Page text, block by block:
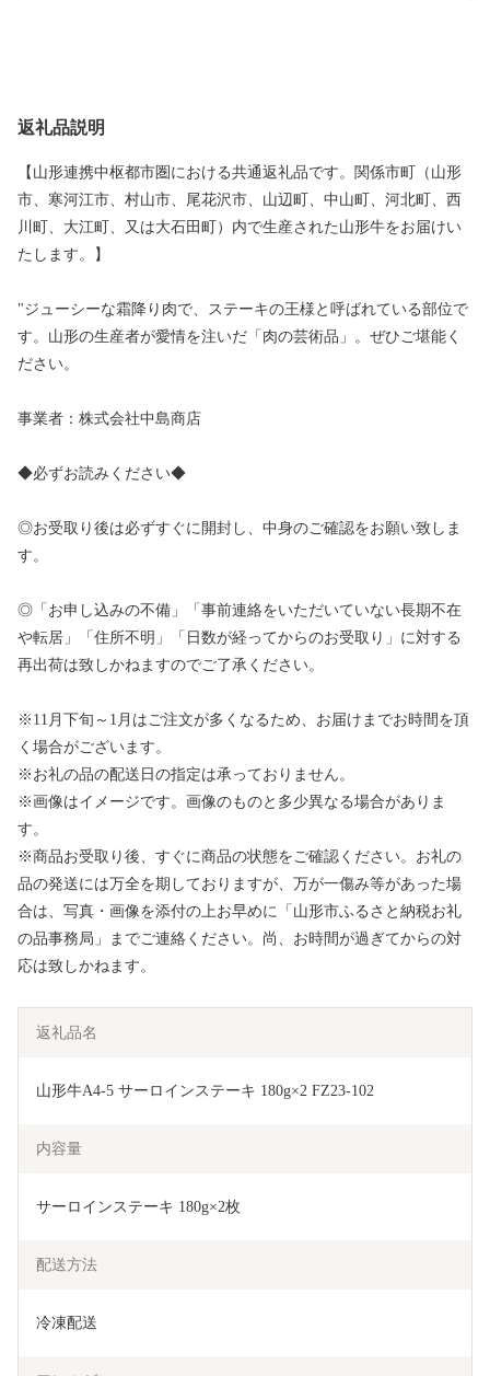
返礼品説明
【山形連携中枢都市圏における共通返礼品です。関係市町（山形
市、寒河江市、村山市、尾花沢市、山辺町、中山町、河北町、西
川町、大江町、又は大石田町）内で生産された山形牛をお届けい
たします。】
"ジューシーな霜降り肉で、ステーキの王様と呼ばれている部位で
す。山形の生産者が愛情を注いだ「肉の芸術品」。ぜひご堪能く
ださい。
事業者：株式会社中島商店
◆必ずお読みください◆
◎お受取り後は必ずすぐに開封し、中身のご確認をお願い致しま
す。
◎「お申し込みの不備」「事前連絡をいただいていない長期不在
や転居」「住所不明」「日数が経ってからのお受取り」に対する
再出荷は致しかねますのでご了承ください。
※11月下旬～1月はご注文が多くなるため、お届けまでお時間を頂
く場合がございます。
※お礼の品の配送日の指定は承っておりません。
※画像はイメージです。画像のものと多少異なる場合がありま
す。
※商品お受取り後、すぐに商品の状態をご確認ください。お礼の
品の発送には万全を期しておりますが、万が一傷み等があった場
合は、写真・画像を添付の上お早めに「山形市ふるさと納税お礼
の品事務局」までご連絡ください。尚、お時間が過ぎてからの対
応は致しかねます。
返礼品名
山形牛A4-5 サーロインステーキ 180g×2 FZ23-102
内容量
サーロインステーキ 180g×2枚
配送方法
冷凍配送